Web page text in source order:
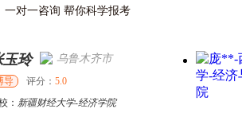
一对一咨询 帮你科学报考
玉玲 乌鲁木齐市
导 评分： 5.0
： 新疆财经大学-经济学院